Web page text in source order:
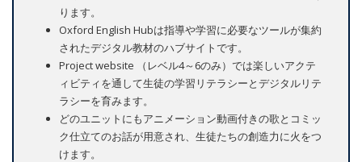
ります。
Oxford English Hubは指導や学習に必要なツールが集約
されたデジタル教材のハブサイトです。
Project website （レベル4～6のみ）では楽しいアクテ
ィビティを通して生徒の学習リテラシーとデジタルリテ
ラシーを育みます。
どのユニットにもアニメーション動画付きの歌とコミッ
ク仕立てのお話が用意され、生徒たちの創造力に火をつ
けます。